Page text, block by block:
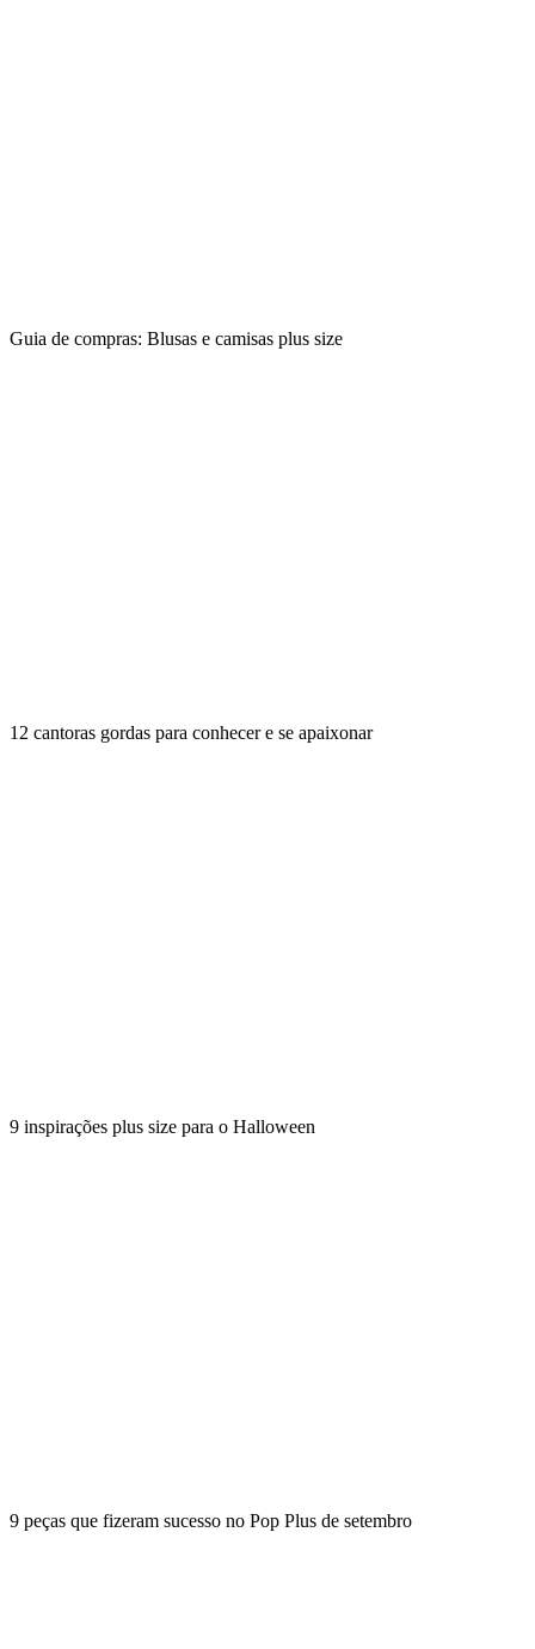
Guia de compras: Blusas e camisas plus size
12 cantoras gordas para conhecer e se apaixonar
9 inspirações plus size para o Halloween
9 peças que fizeram sucesso no Pop Plus de setembro